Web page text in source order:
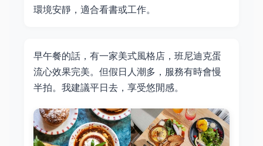
環境安靜，適合看書或工作。
早午餐的話，有一家美式風格店，班尼迪克蛋
流心效果完美。但假日人潮多，服務有時會慢
半拍。我建議平日去，享受悠閒感。